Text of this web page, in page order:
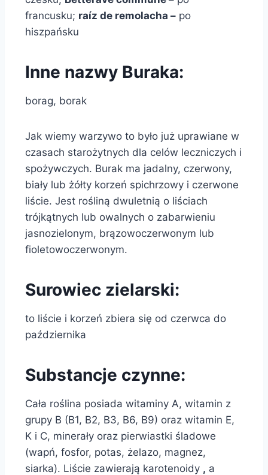
francusku; raíz de remolacha – po
hiszpańsku
Inne nazwy Buraka:
borag, borak
Jak wiemy warzywo to było już uprawiane w
czasach starożytnych dla celów leczniczych i
spożywczych. Burak ma jadalny, czerwony,
biały lub żółty korzeń spichrzowy i czerwone
liście. Jest rośliną dwuletnią o liściach
trójkątnych lub owalnych o zabarwieniu
jasnozielonym, brązowoczerwonym lub
fioletowoczerwonym.
Surowiec zielarski:
to liście i korzeń zbiera się od czerwca do
października
Substancje czynne:
Cała roślina posiada witaminy A, witamin z
grupy B (B1, B2, B3, B6, B9) oraz witamin E,
K i C, minerały oraz pierwiastki śladowe
(wapń, fosfor, potas, żelazo, magnez,
siarka). Liście zawierają karotenoidy , a